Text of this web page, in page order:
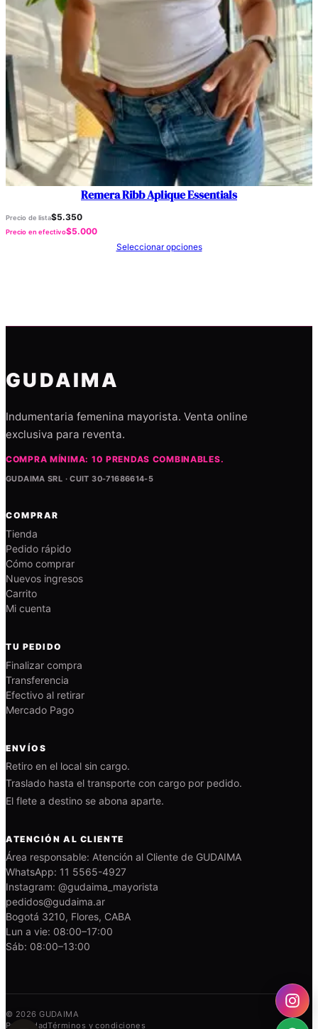
Remera Ribb Aplique Essentials
Precio de lista$5.350
Precio en efectivo$5.000
Seleccionar opciones
GUDAIMA
Indumentaria femenina mayorista. Venta online
exclusiva para reventa.
COMPRA MÍNIMA: 10 PRENDAS COMBINABLES.
GUDAIMA SRL · CUIT 30-71686614-5
COMPRAR
Tienda
Pedido rápido
Cómo comprar
Nuevos ingresos
Carrito
Mi cuenta
TU PEDIDO
Finalizar compra
Transferencia
Efectivo al retirar
Mercado Pago
ENVÍOS
Retiro en el local sin cargo.
Traslado hasta el transporte con cargo por pedido.
El flete a destino se abona aparte.
ATENCIÓN AL CLIENTE
Área responsable: Atención al Cliente de GUDAIMA
WhatsApp: 11 5565-4927
Instagram: @gudaima_mayorista
pedidos@gudaima.ar
Bogotá 3210, Flores, CABA
Lun a vie: 08:00–17:00
Sáb: 08:00–13:00
© 2026 GUDAIMA
PrivacidadTérminos y condiciones